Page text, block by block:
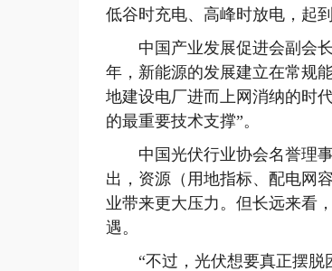
低谷时充电、高峰时放电，起
中国产业发展促进会副会长
年，新能源的发展建立在常规
地建设电厂进而上网消纳的时
的最重要技术支撑”。
中国光伏行业协会名誉理事
出，资源（用地指标、配电网
业带来更大压力。但长远来看
遇。
“不过，光伏想要真正摆脱